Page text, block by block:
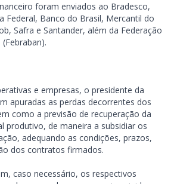
foram enviados ao Bradesco,
Federal, Banco do Brasil, Mercantil do
Safra e Santander, além da Federação
e empresas, o presidente da
apuradas as perdas decorrentes dos
como a previsão de recuperação da
produtivo, de maneira a subsidiar os
adequando as condições, prazos,
dos contratos firmados.
caso necessário, os respectivos